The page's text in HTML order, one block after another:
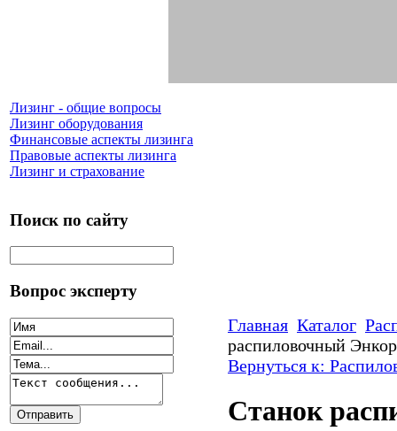
Лизинг - общие вопросы
Лизинг оборудования
Финансовые аспекты лизинга
Правовые аспекты лизинга
Лизинг и страхование
Поиск по сайту
Вопрос эксперту
Главная Каталог
распиловочный
Вернуться к:
Станок